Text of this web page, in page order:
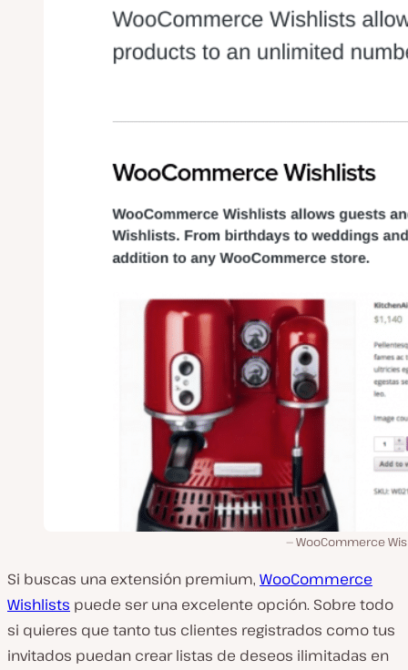
WooCommerce
Si buscas una extensión premium, WooCommerce
Wishlists puede ser una excelente opción. Sobre todo
si quieres que tanto tus clientes registrados como tus
invitados puedan crear listas de deseos ilimitadas en